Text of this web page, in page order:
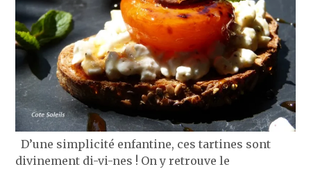
D’une simplicité enfantine, ces tartines sont
divinement di-vi-nes ! On y retrouve le